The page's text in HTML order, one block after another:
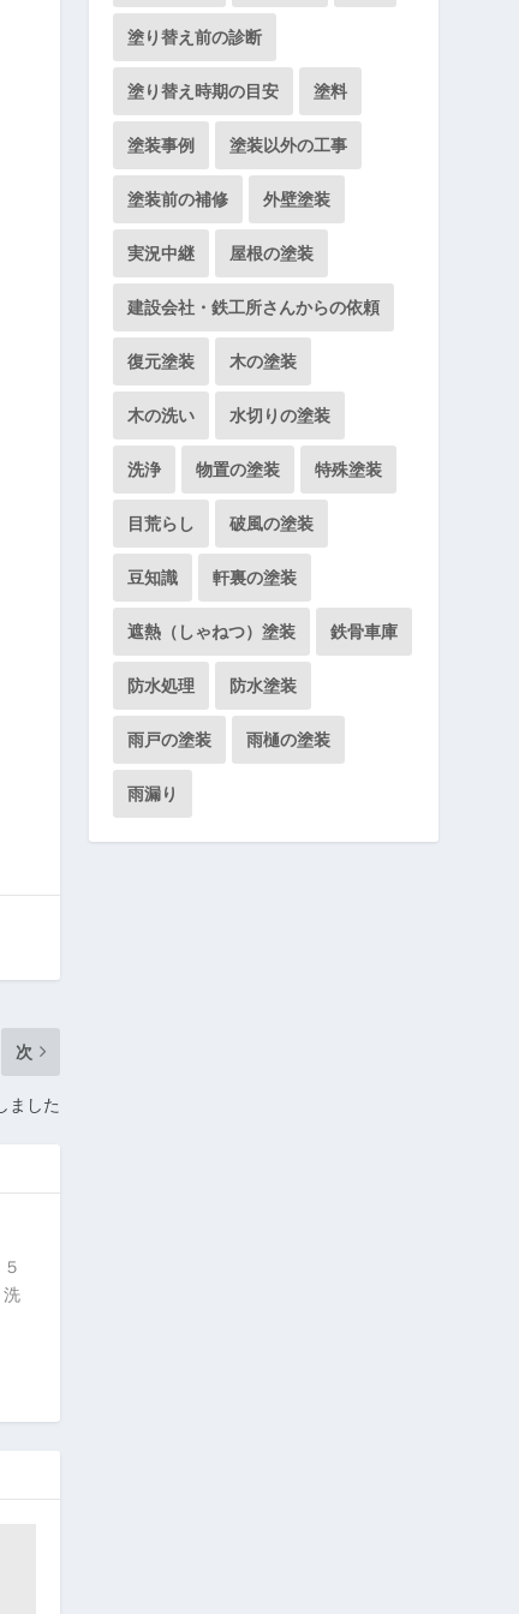
次
ました
塗り替え前の診断
塗り替え時期の目安 塗料
塗装事例 塗装以外の工事
塗装前の補修 外壁塗装
実況中継 屋根の塗装
建設会社・鉄工所さんからの依頼
復元塗装 木の塗装
木の洗い 水切りの塗装
洗浄 物置の塗装 特殊塗装
目荒らし 破風の塗装
豆知識 軒裏の塗装
遮熱（しゃねつ）塗装 鉄骨車庫
防水処理 防水塗装
雨戸の塗装 雨樋の塗装
雨漏り